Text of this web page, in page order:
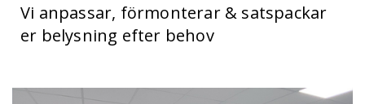
Vi anpassar, förmonterar & satspackar
er belysning efter behov